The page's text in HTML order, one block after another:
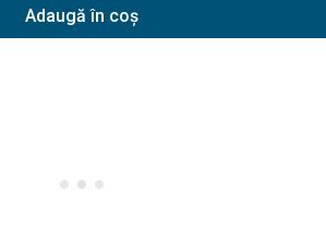
Adaugă în coș